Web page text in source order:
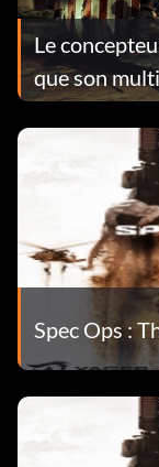
Le
que son
faible qualité
Spec Ops :